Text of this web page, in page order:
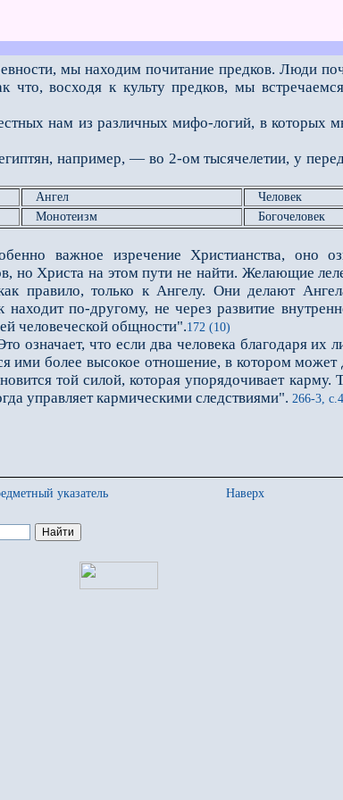
мы находим почитание предков. Люди
что, восходя к культу предков, мы
нам из различных мифо-логий, в которых
например, — во 2-ом тысячелетии, у
Ангел
Человек
Монотеизм Богочеловек
важное изречение Христианства, оно
но Христа на этом пути не найти. Желающие
правило, только к Ангелу. Они делают
по-другому, не через развитие
человеческой общности".172 (10)
что если два человека благодаря их
ими более высокое отношение, в котором может
той силой, которая упорядочивает карму.
управляет кармическими следствиями". 266-3,
указатель
Наверх